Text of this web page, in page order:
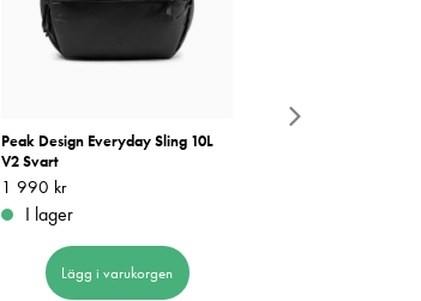
Peak Design Everyday Sling 10L
V2 Svart
Pris:1 990 kr
1 990 kr
I lager
Lägg i varukorgen